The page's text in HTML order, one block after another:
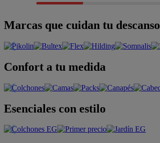
Marcas que cuidan tu descanso
Confort a tu medida
Esenciales con estilo